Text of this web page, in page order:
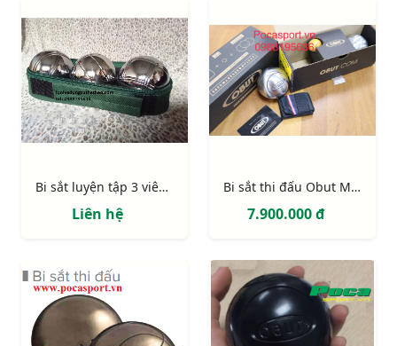
Bi sắt luyện tập 3 viên giá rẻ
Liên hệ
Bi sắt thi đấu Obut Match IT chính hãng
7.900.000 đ